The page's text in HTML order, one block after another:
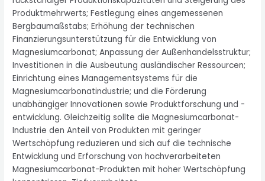
Produktmehrwerts; Festlegung eines angemessenen
Bergbaumaßstabs; Erhöhung der technischen
Finanzierungsunterstützung für die Entwicklung von
Magnesiumcarbonat; Anpassung der Außenhandelsstruktur;
Investitionen in die Ausbeutung ausländischer Ressourcen;
Einrichtung eines Managementsystems für die
Magnesiumcarbonatindustrie; und die Förderung
unabhängiger Innovationen sowie Produktforschung und -
entwicklung. Gleichzeitig sollte die Magnesiumcarbonat-
Industrie den Anteil von Produkten mit geringer
Wertschöpfung reduzieren und sich auf die technische
Entwicklung und Erforschung von hochverarbeiteten
Magnesiumcarbonat-Produkten mit hoher Wertschöpfung